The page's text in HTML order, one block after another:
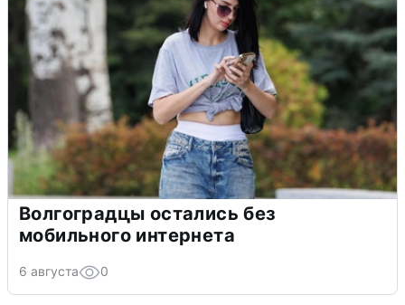
Волгоградцы остались без
мобильного интернета
6 августа 0